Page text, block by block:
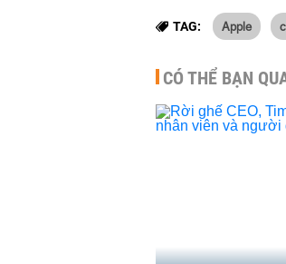
TAG: Apple
CÓ THỂ BẠN